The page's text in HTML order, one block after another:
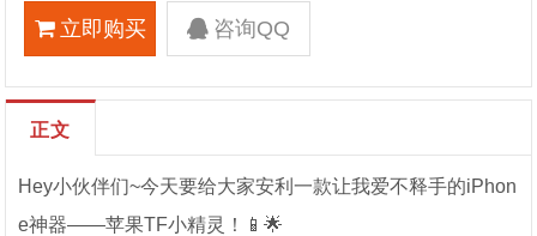
立即购买 咨询QQ
正文
Hey小伙伴们~今天要给大家安利一款让我爱不释手的iPhon
e神器——苹果TF小精灵！📱🌟